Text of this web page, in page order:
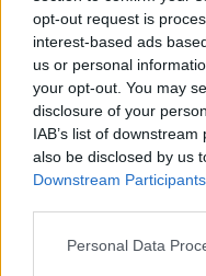
opt-out request is
interest-based ads
us or personal
your opt-out. You may
disclosure of your
IAB’s list of
also be disclosed by us
Downstream Participants
Personal Data
Minősítés